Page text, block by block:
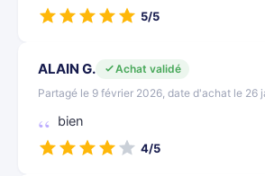
5/5
ALAIN G.
Achat validé
Partagé le 9 février 2026, date d'achat le 26
bien
4/5